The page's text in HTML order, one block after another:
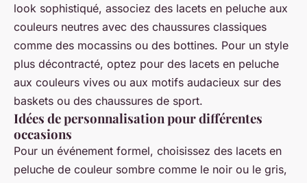
look sophistiqué, associez des lacets en peluche aux
couleurs neutres avec des chaussures classiques
comme des mocassins ou des bottines. Pour un style
plus décontracté, optez pour des lacets en peluche
aux couleurs vives ou aux motifs audacieux sur des
baskets ou des chaussures de sport.
Idées de personnalisation pour différentes
occasions
Pour un événement formel, choisissez des lacets en
peluche de couleur sombre comme le noir ou le gris,